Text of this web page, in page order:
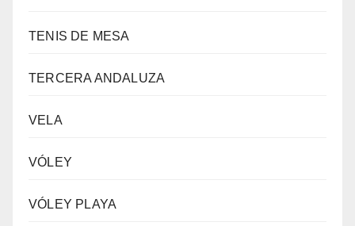
TENIS DE MESA
TERCERA ANDALUZA
VELA
VÓLEY
VÓLEY PLAYA